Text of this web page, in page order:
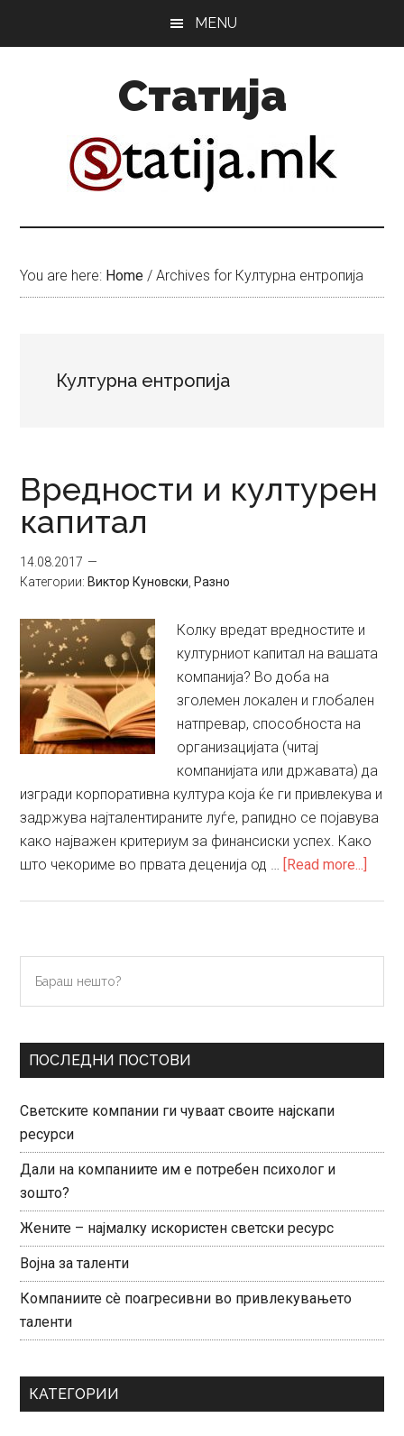
MENU
Статија
You are here: Home / Archives for Културна ентропија
Културна ентропија
Вредности и културен
капитал
14.08.2017
Категории: Виктор Куновски Разно
Колку вредат вредностите и
културниот капитал на вашата
компанија? Во доба на
зголемен локален и глобален
натпревар, способноста на
организацијата (читај
компанијата или државата) да
изгради корпоративна култура која ќе ги привлекува и
задржува најталентираните луѓе, рапидно се појавува
како најважен критериум за финансиски успех. Како
што чекориме во првата деценија од … [Read more...]
Primary
Sidebar
нешто?
ПОСЛЕДНИ ПОСТОВИ
Светските компании ги чуваат своите најскапи
ресурси
Дали на компаниите им е потребен психолог и
зошто?
Жените – најмалку искористен светски ресурс
Војна за таленти
Компаниите сè поагресивни во привлекувањето
таленти
КАТЕГОРИИ